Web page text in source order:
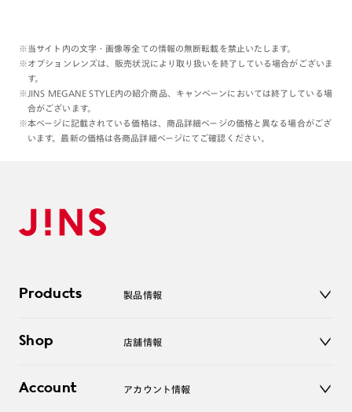
※当サイト内の文字・画像等全ての情報の無断転載を禁止いたします。
※オプションレンズは、販売状況により取り扱いを終了している場合がございま
す。
※JINS MEGANE STYLE内の紹介商品、キャンペーンにおいては終了している場
合がございます。
※本ページに記載されている価格は、商品詳細ページの価格と異なる場合がござ
います。最新の価格は各商品詳細ページにてご確認ください。
Products 製品情報
サングラス
コンタクトレンズ
Shop 店舗情報
オンラインショップ
Account アカウント情報